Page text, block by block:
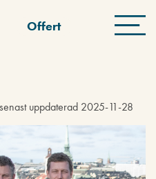
Offert
uppdaterad 2025-11-28